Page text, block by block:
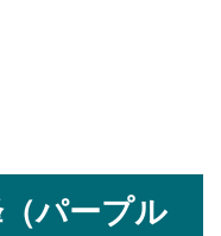
パープル